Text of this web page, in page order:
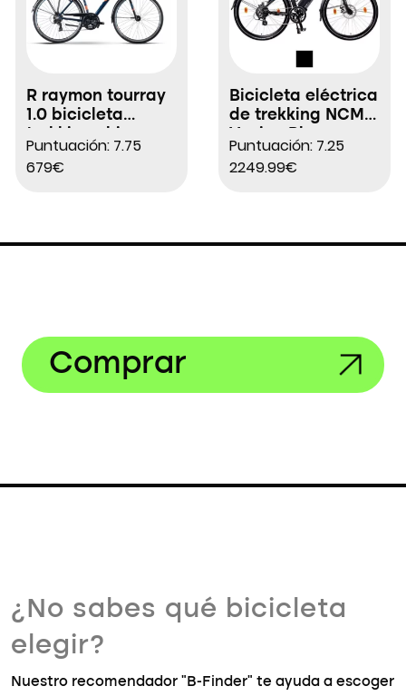
R raymon tourray
1.0 bicicleta
tourney 7s 700
mm azul naranja
Puntuación: 7.75
679€
Bicicleta eléctrica
de trekking NCM
Puntuación: 7.25
2249.99€
Comprar
¿No sabes qué bicicleta
elegir?
Nuestro recomendador "B-Finder" te ayuda a escoger